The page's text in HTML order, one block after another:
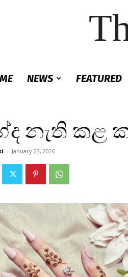
NEWS FEATURED
නැති කළ
- January 23, 2026